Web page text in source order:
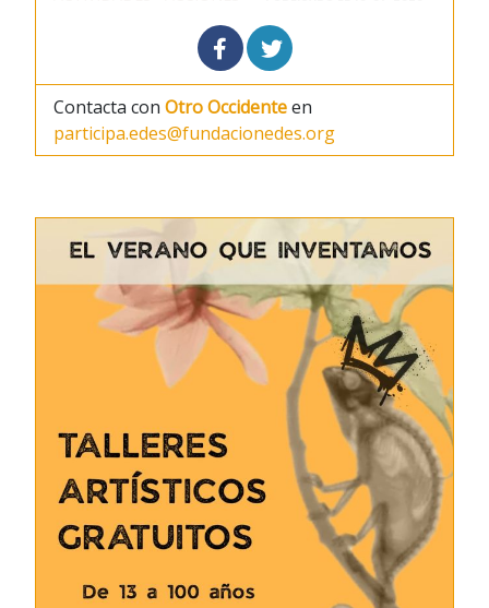
Contacta con Otro Occidenteen
participa.edes@fundacionedes.org